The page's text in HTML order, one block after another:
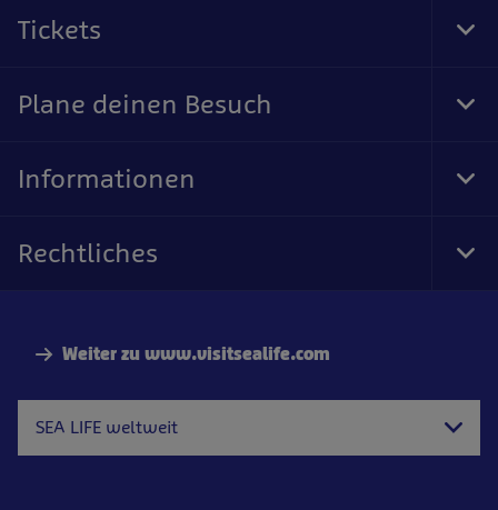
Weiter zu www.visitsealife.com
SEA LIFE weltweit
Tickets
Plane deinen Besuch
Informationen
Rechtliches